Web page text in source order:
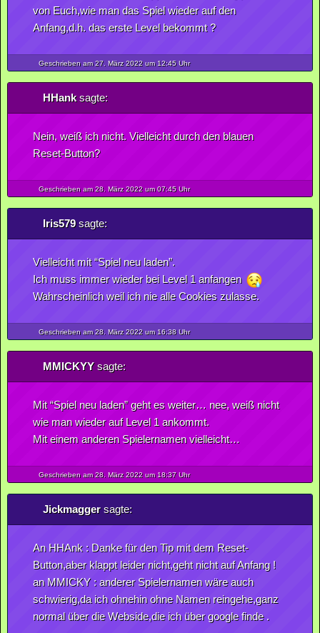
von Euch,wie man das Spiel wieder auf den
Anfang,d.h. das erste Level bekommt ?
Geschrieben am 27. März2022um 12:45 Uhr
HHanksagte:
Nein, weiß ich nicht. Vielleicht durch den blauen
Reset-Button?
Geschrieben am 28. März2022um 07:45 Uhr
Iris579sagte:
Vielleicht mit “Spiel neu laden”.
Ich muss immer wieder bei Level 1 anfangen
Wahrscheinlich weil ich nie alle Cookies zulasse.
Geschrieben am 28. März2022um 16:38 Uhr
MMICKYYsagte:
Mit “Spiel neu laden” geht es weiter… nee, weiß nicht
wie man wieder auf Level 1 ankommt.
Mit einem anderen Spielernamen vielleicht…
Geschrieben am 28. März2022um 18:37 Uhr
Jickmaggersagte:
An HHAnk : Danke für den Tip mit dem Reset-
Button,aber klappt leider nicht,geht nicht auf Anfang !
an MMICKY : anderer Spielernamen wäre auch
schwierig,da ich ohnehin ohne Namen reingehe,ganz
normal über die Webside,die ich über google finde .